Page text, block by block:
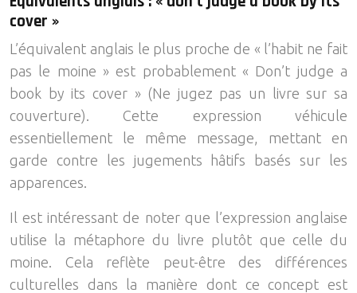
cover »
L’équivalent anglais le plus proche de « l’habit ne fait
pas le moine » est probablement « Don’t judge a
book by its cover » (Ne jugez pas un livre sur sa
couverture). Cette expression véhicule
essentiellement le même message, mettant en
garde contre les jugements hâtifs basés sur les
apparences.
Il est intéressant de noter que l’expression anglaise
utilise la métaphore du livre plutôt que celle du
moine. Cela reflète peut-être des différences
culturelles dans la manière dont ce concept est